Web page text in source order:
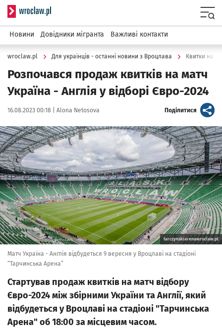
Serwis informacyjny wroclaw.pl
Новини Довідники мігранта Важливі контакти
wroclaw.pl Для українців - останні новини з Вроцлава Квитки на
Розпочався продаж квитків на матч
Україна - Англія у відборі Євро-2024
Data publikacji:
16.08.2023 00:18 | Autor:
Alona Netosova Поділитися artykuł
Kliknij, aby powiększyć
tarczynskiarenawroclaw.pl
Матч Україна - Англія відбудеться 9 вересня у Вроцлаві на стадіоні
“Тарчинська Арена”
Стартував продаж квитків на матч відбору
Євро-2024 між збірними України та Англії, який
відбудеться у Вроцлаві на стадіоні "Тарчинська
Арена" об 18:00 за місцевим часом.